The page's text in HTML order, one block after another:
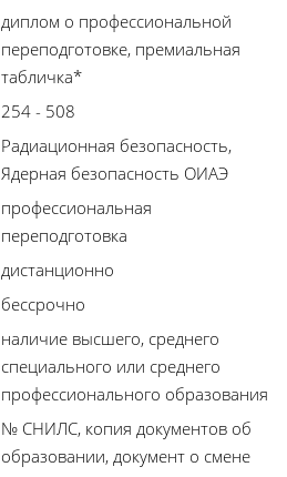
диплом о профессиональной
переподготовке, премиальная
табличка*
254 - 508
Радиационная безопасность,
Ядерная безопасность ОИАЭ
профессиональная
переподготовка
дистанционно
бессрочно
наличие высшего, среднего
специального или среднего
профессионального образования
№ СНИЛС, копия документов об
образовании, документ о смене